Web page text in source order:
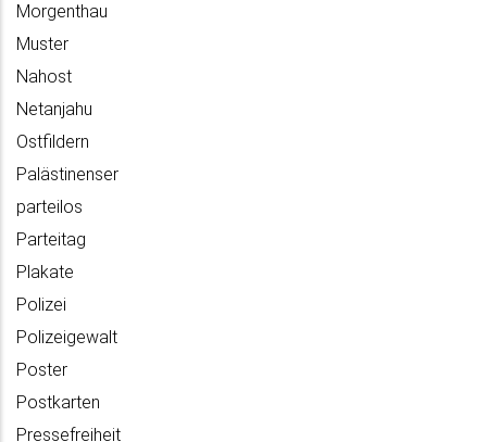
Morgenthau
Muster
Nahost
Netanjahu
Ostfildern
Palästinenser
parteilos
Parteitag
Plakate
Polizei
Polizeigewalt
Poster
Postkarten
Pressefreiheit